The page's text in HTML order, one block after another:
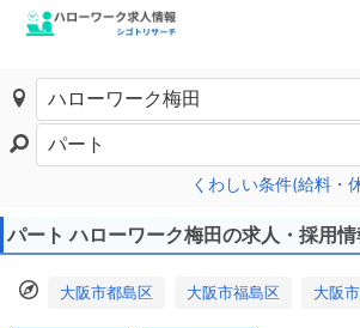
くわしい条件(給料・
パート ハローワーク梅田の求人・採用情
大阪市都島区 大阪市福島区 大阪